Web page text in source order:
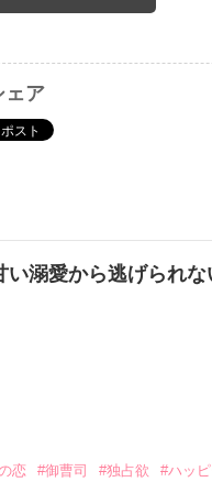
ェア
溺愛から逃げられな
恋 #御曹司 #独占欲 #ハッ